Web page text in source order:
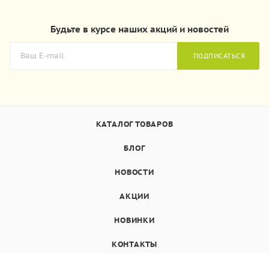
Будьте в курсе наших акций и новостей
ПОДПИСАТЬСЯ
КАТАЛОГ ТОВАРОВ
БЛОГ
НОВОСТИ
АКЦИИ
НОВИНКИ
КОНТАКТЫ